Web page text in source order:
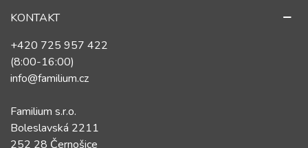
KONTAKT
+420 725 957 422
(8:00-16:00)
info@familium.cz
Familium s.r.o.
Boleslavská 2211
252 28 Černošice